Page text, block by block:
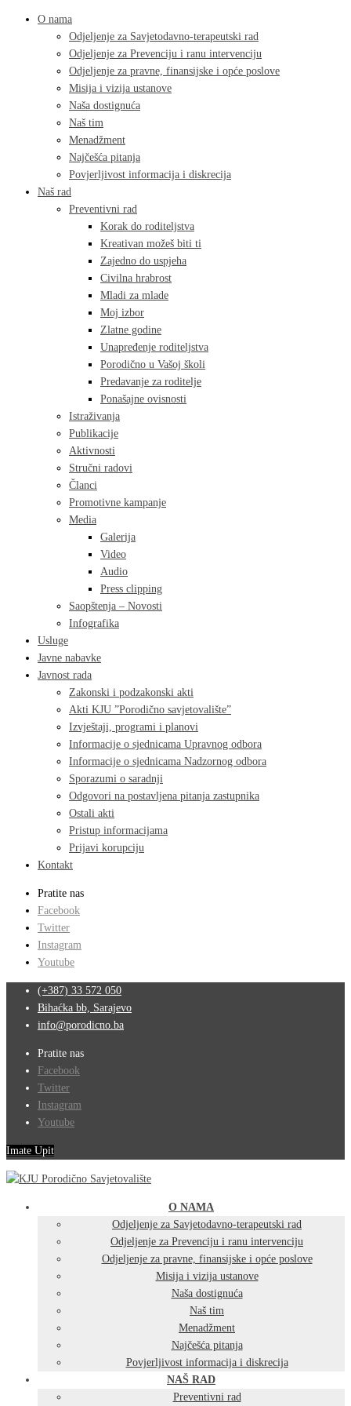
O nama
Odjeljenje za Savjetodavno-terapeutski rad
Odjeljenje za Prevenciju i ranu intervenciju
Odjeljenje za pravne, finansijske i opće poslove
Misija i vizija ustanove
Naša dostignuća
Naš tim
Menadžment
Najčešća pitanja
Povjerljivost informacija i diskrecija
Naš rad
Preventivni rad
Korak do roditeljstva
Kreativan možeš biti ti
Zajedno do uspjeha
Civilna hrabrost
Mladi za mlade
Moj izbor
Zlatne godine
Unapređenje roditeljstva
Porodično u Vašoj školi
Predavanje za roditelje
Ponašajne ovisnosti
Istraživanja
Publikacije
Aktivnosti
Stručni radovi
Članci
Promotivne kampanje
Media
Galerija
Video
Audio
Press clipping
Saopštenja – Novosti
Infografika
Usluge
Javne nabavke
Javnost rada
Zakonski i podzakonski akti
Akti KJU ”Porodično savjetovalište”
Izvještaji, programi i planovi
Informacije o sjednicama Upravnog odbora
Informacije o sjednicama Nadzornog odbora
Sporazumi o saradnji
Odgovori na postavljena pitanja zastupnika
Ostali akti
Pristup informacijama
Prijavi korupciju
Kontakt
Pratite nas
Facebook
Twitter
Instagram
Youtube
(+387) 33 572 050
Bihaćka bb, Sarajevo
info@porodicno.ba
Pratite nas
Facebook
Twitter
Instagram
Youtube
Imate Upit
O NAMA
Odjeljenje za Savjetodavno-terapeutski rad
Odjeljenje za Prevenciju i ranu intervenciju
Odjeljenje za pravne, finansijske i opće poslove
Misija i vizija ustanove
Naša dostignuća
Naš tim
Menadžment
Najčešća pitanja
Povjerljivost informacija i diskrecija
NAŠ RAD
Preventivni rad